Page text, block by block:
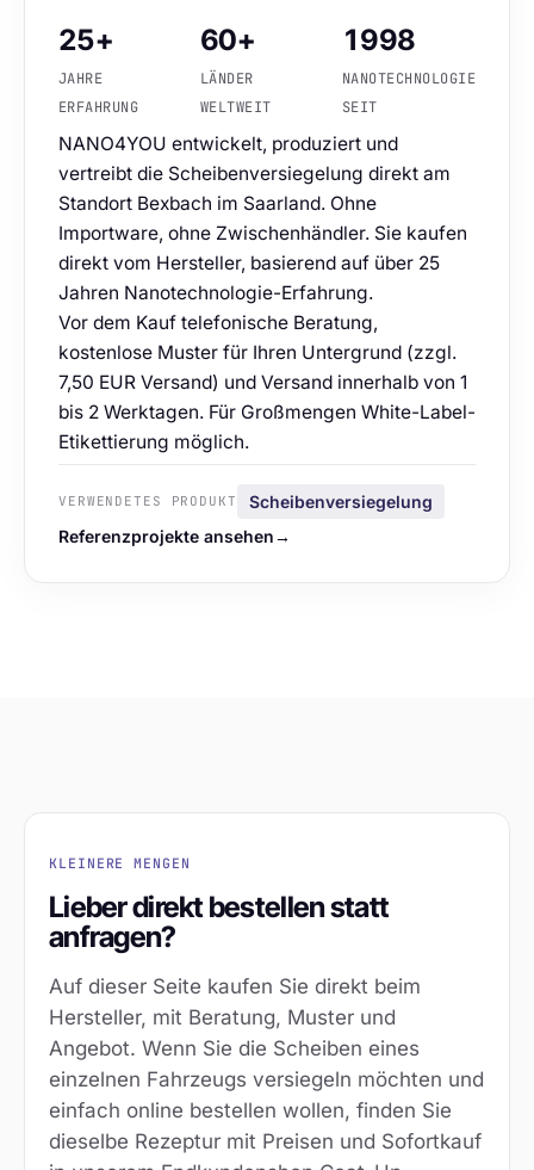
25+
JAHRE
ERFAHRUNG
60+
LÄNDER
WELTWEIT
1998
NANOTECHNOLOGIE
SEIT
NANO4YOU entwickelt, produziert und
vertreibt die Scheibenversiegelung direkt am
Standort Bexbach im Saarland. Ohne
Importware, ohne Zwischenhändler. Sie kaufen
direkt vom Hersteller, basierend auf über 25
Jahren Nanotechnologie-Erfahrung.
Vor dem Kauf telefonische Beratung,
kostenlose Muster für Ihren Untergrund (zzgl.
7,50 EUR Versand) und Versand innerhalb von 1
bis 2 Werktagen. Für Großmengen White-Label-
Etikettierung möglich.
VERWENDETES PRODUKT
Scheibenversiegelung
Referenzprojekte ansehen→
KLEINERE MENGEN
Lieber direkt bestellen statt
anfragen?
Auf dieser Seite kaufen Sie direkt beim
Hersteller, mit Beratung, Muster und
Angebot. Wenn Sie die Scheiben eines
einzelnen Fahrzeugs versiegeln möchten und
einfach online bestellen wollen, finden Sie
dieselbe Rezeptur mit Preisen und Sofortkauf